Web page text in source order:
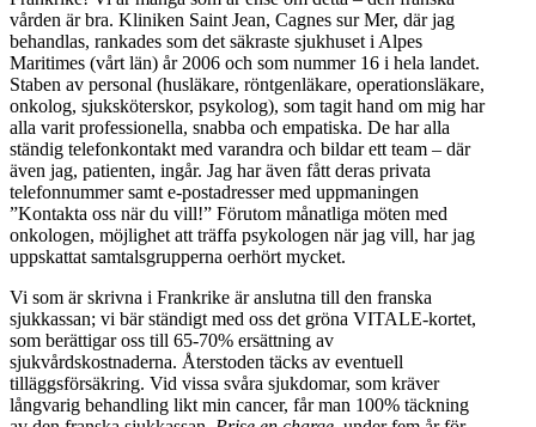
vården är bra. Kliniken Saint Jean, Cagnes sur Mer, där jag
behandlas, rankades som det säkraste sjukhuset i Alpes
Maritimes (vårt län) år 2006 och som nummer 16 i hela landet.
Staben av personal (husläkare, röntgenläkare, operationsläkare,
onkolog, sjuksköterskor, psykolog), som tagit hand om mig har
alla varit professionella, snabba och empatiska. De har alla
ständig telefonkontakt med varandra och bildar ett team – där
även jag, patienten, ingår. Jag har även fått deras privata
telefonnummer samt e-postadresser med uppmaningen
”Kontakta oss när du vill!” Förutom månatliga möten med
onkologen, möjlighet att träffa psykologen när jag vill, har jag
uppskattat samtalsgrupperna oerhört mycket.
Vi som är skrivna i Frankrike är anslutna till den franska
sjukkassan; vi bär ständigt med oss det gröna VITALE-kortet,
som berättigar oss till 65-70% ersättning av
sjukvårdskostnaderna. Återstoden täcks av eventuell
tilläggsförsäkring. Vid vissa svåra sjukdomar, som kräver
långvarig behandling likt min cancer, får man 100% täckning